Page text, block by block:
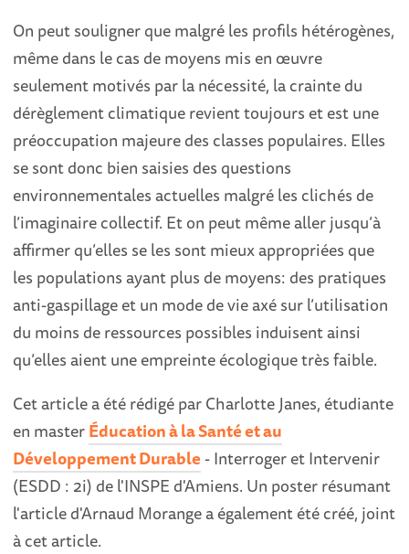
On peut souligner que malgré les profils hétérogènes,
même dans le cas de moyens mis en œuvre
seulement motivés par la nécessité, la crainte du
dérèglement climatique revient toujours et est une
préoccupation majeure des classes populaires. Elles
se sont donc bien saisies des questions
environnementales actuelles malgré les clichés de
l’imaginaire collectif. Et on peut même aller jusqu’à
affirmer qu’elles se les sont mieux appropriées que
les populations ayant plus de moyens: des pratiques
anti-gaspillage et un mode de vie axé sur l’utilisation
du moins de ressources possibles induisent ainsi
qu’elles aient une empreinte écologique très faible.
Cet article a été rédigé par Charlotte Janes, étudiante
en masterÉducation à la Santé et au
Développement Durable- Interroger et Intervenir
(ESDD : 2i) de l'INSPE d'Amiens. Un poster résumant
l'article d'Arnaud Morange a également été créé, joint
à cet article.